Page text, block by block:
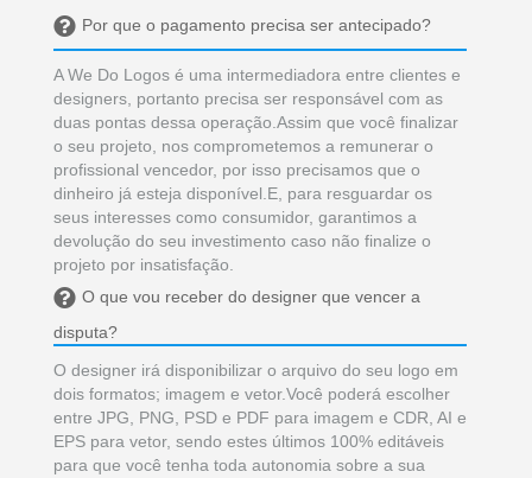
Por que o pagamento precisa ser antecipado?
A We Do Logos é uma intermediadora entre clientes e
designers, portanto precisa ser responsável com as
duas pontas dessa operação.Assim que você finalizar
o seu projeto, nos comprometemos a remunerar o
profissional vencedor, por isso precisamos que o
dinheiro já esteja disponível.E, para resguardar os
seus interesses como consumidor, garantimos a
devolução do seu investimento caso não finalize o
projeto por insatisfação.
O que vou receber do designer que vencer a
disputa?
O designer irá disponibilizar o arquivo do seu logo em
dois formatos; imagem e vetor.Você poderá escolher
entre JPG, PNG, PSD e PDF para imagem e CDR, AI e
EPS para vetor, sendo estes últimos 100% editáveis
para que você tenha toda autonomia sobre a sua